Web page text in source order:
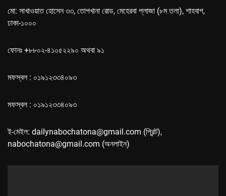
মো: সাখাওয়াত হোসেন ৩৩, তোপখানা রোড, মেহেরবা প্লাজা (৮ম তলা), শাহবাগ,
ঢাকা-১০০০
ফোনঃ +৮৮০২-৪১০৫২২৯০ অথবা ৯১
মফস্বল : ০১৯১২৩৩৪০৯৩
মফস্বল : ০১৯১২৩৩৪০৯৩
ই-মেইল: dailynabochatona@gmail.com (প্রিন্ট),
nabochatona@gmail.com (অনলাইন)